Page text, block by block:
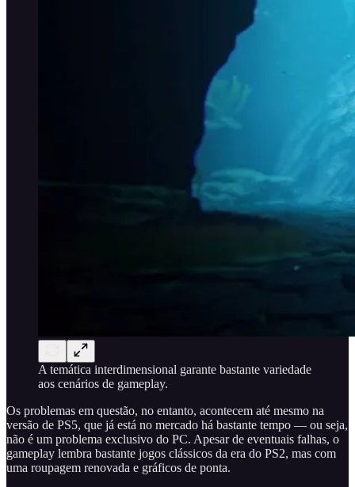
A temática interdimensional garante bastante variedade
aos cenários de gameplay.
Os problemas em questão, no entanto, acontecem até mesmo na
versão de PS5, que já está no mercado há bastante tempo — ou seja,
não é um problema exclusivo do PC. Apesar de eventuais falhas, o
gameplay lembra bastante jogos clássicos da era do PS2, mas com
uma roupagem renovada e gráficos de ponta.